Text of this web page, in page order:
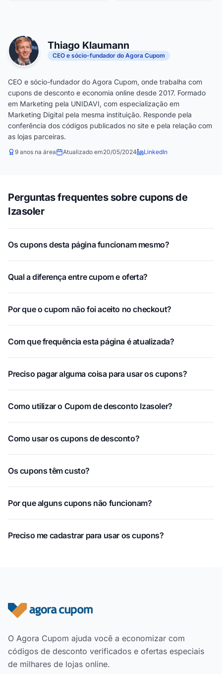
Thiago Klaumann
CEO e sócio-fundador do Agora Cupom
CEO e sócio-fundador do Agora Cupom, onde trabalha com
cupons de desconto e economia online desde 2017. Formado
em Marketing pela UNIDAVI, com especialização em
Marketing Digital pela mesma instituição. Responde pela
conferência dos códigos publicados no site e pela relação com
as lojas parceiras.
9 anos na área Atualizado em20/05/2024 LinkedIn
Perguntas frequentes sobre cupons de
Izasoler
Os cupons desta página funcionam mesmo?
Qual a diferença entre cupom e oferta?
Por que o cupom não foi aceito no checkout?
Com que frequência esta página é atualizada?
Preciso pagar alguma coisa para usar os cupons?
Como utilizar o Cupom de desconto Izasoler?
Como usar os cupons de desconto?
Os cupons têm custo?
Por que alguns cupons não funcionam?
Preciso me cadastrar para usar os cupons?
Rodapé do site
O Agora Cupom ajuda você a economizar com
códigos de desconto verificados e ofertas especiais
de milhares de lojas online.